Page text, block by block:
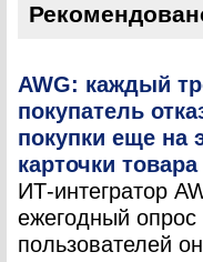
AWG: каждый
покупатель
покупки еще на
карточки товара
ИТ-интегратор
ежегодный опрос
пользователей